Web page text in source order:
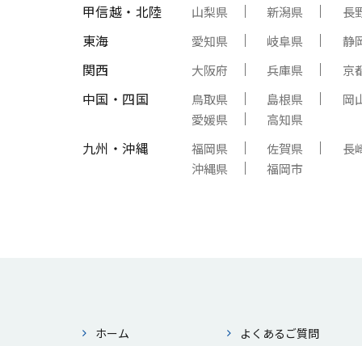
甲信越・北陸 山梨県 新潟県 長
東海 愛知県 岐阜県 静
関西 大阪府 兵庫県 京
中国・四国 鳥取県 島根県
岡
愛媛県
高知県
九州・沖縄 福岡県 佐賀県
長
沖縄県
福岡市
ホーム よくあるご質問